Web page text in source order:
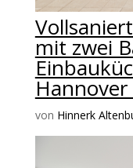
mit zwei
Hannover
von Hinnerk